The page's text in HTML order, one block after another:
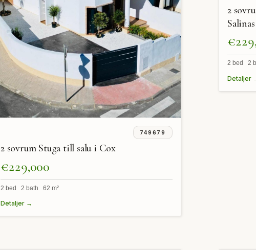
749679
2 sovrum Stuga till salu i Cox
€229,000
2 bed 2 bath 62 m²
Detaljer →
2
Salinas
2 bed 2
Detaljer